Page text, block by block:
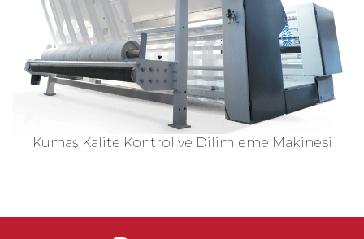
Kumaş Kalite Kontrol ve Dilimleme Makinesi